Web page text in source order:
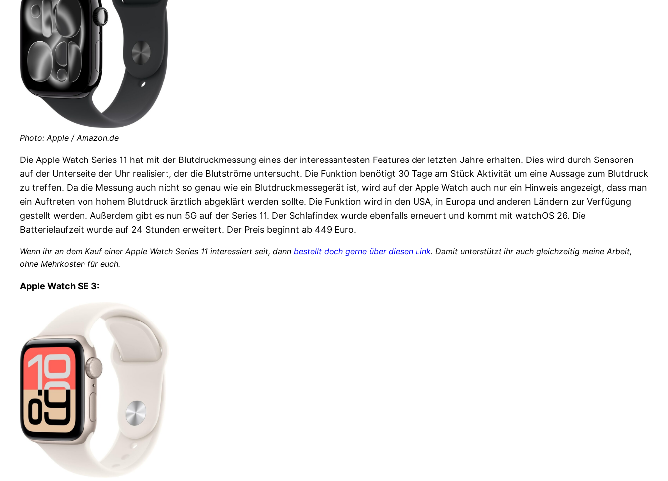
Photo: Apple / Amazon.de
Die Apple Watch Series 11 hat mit der Blutdruckmessung eines der interessantesten Features der letzten Jahre erhalten. Dies wird durch Sensoren
auf der Unterseite der Uhr realisiert, der die Blutströme untersucht. Die Funktion benötigt 30 Tage am Stück Aktivität um eine Aussage zum Blutdruck
zu treffen. Da die Messung auch nicht so genau wie ein Blutdruckmessegerät ist, wird auf der Apple Watch auch nur ein Hinweis angezeigt, dass man
ein Auftreten von hohem Blutdruck ärztlich abgeklärt werden sollte. Die Funktion wird in den USA, in Europa und anderen Ländern zur Verfügung
gestellt werden. Außerdem gibt es nun 5G auf der Series 11. Der Schlafindex wurde ebenfalls erneuert und kommt mit watchOS 26. Die
Batterielaufzeit wurde auf 24 Stunden erweitert. Der Preis beginnt ab 449 Euro.
Wenn ihr an dem Kauf einer Apple Watch Series 11 interessiert seit, dann bestellt doch gerne über diesen Link. Damit unterstützt ihr auch gleichzeitig meine Arbeit,
ohne Mehrkosten für euch.
Apple Watch SE 3: